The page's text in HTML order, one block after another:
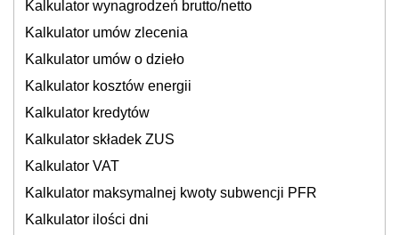
Kalkulator wynagrodzeń brutto/netto
Kalkulator umów zlecenia
Kalkulator umów o dzieło
Kalkulator kosztów energii
Kalkulator kredytów
Kalkulator składek ZUS
Kalkulator VAT
Kalkulator maksymalnej kwoty subwencji PFR
Kalkulator ilości dni